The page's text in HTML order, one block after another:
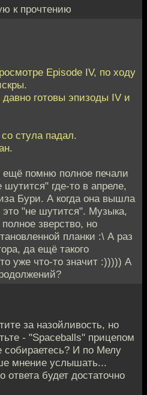
к прочтению
Episode IV, по ходу
давно готовы эпизоды IV и
стула падал.
помню полное печали
где-то в апреле,
Бури. А когда она вышла
"не шутится". Музыка,
зверство, но
планки :\ А раз
да ещё такого
уже что-то значит :))))) А
за назойливость, но
- "Spaceballs" прицепом
собираетесь? И по Мелу
мнение услышать...
ответа будет достаточно